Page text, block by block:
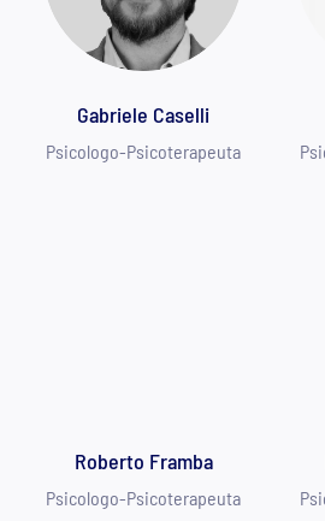
Gabriele Caselli
Psicologo-Psicoterapeuta
Roberto Framba
Psicologo-Psicoterapeuta